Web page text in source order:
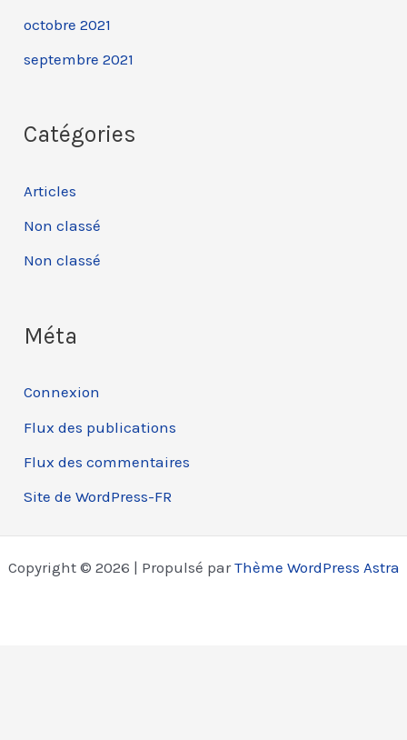
octobre 2021
septembre 2021
Catégories
Articles
Non classé
Non classé
Méta
Connexion
Flux des publications
Flux des commentaires
Site de WordPress-FR
Copyright © 2026 | Propulsé parThème WordPress Astra